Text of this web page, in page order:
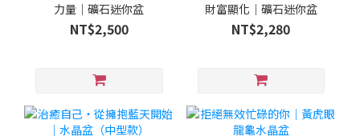
力量｜礦石迷你盆
NT$2,500
財富顯化｜礦石迷你盆
NT$2,280